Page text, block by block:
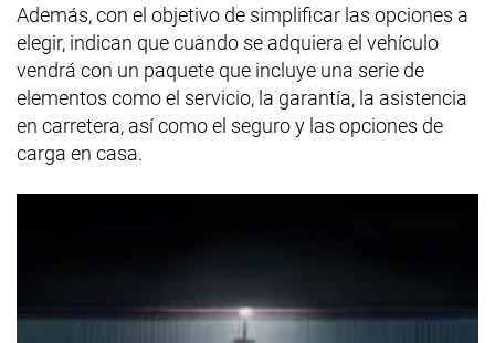
Además, con el objetivo de simplificar las opciones a
elegir, indican que cuando se adquiera el vehículo
vendrá con un paquete que incluye una serie de
elementos como el servicio, la garantía, la asistencia
en carretera, así como el seguro y las opciones de
carga en casa.